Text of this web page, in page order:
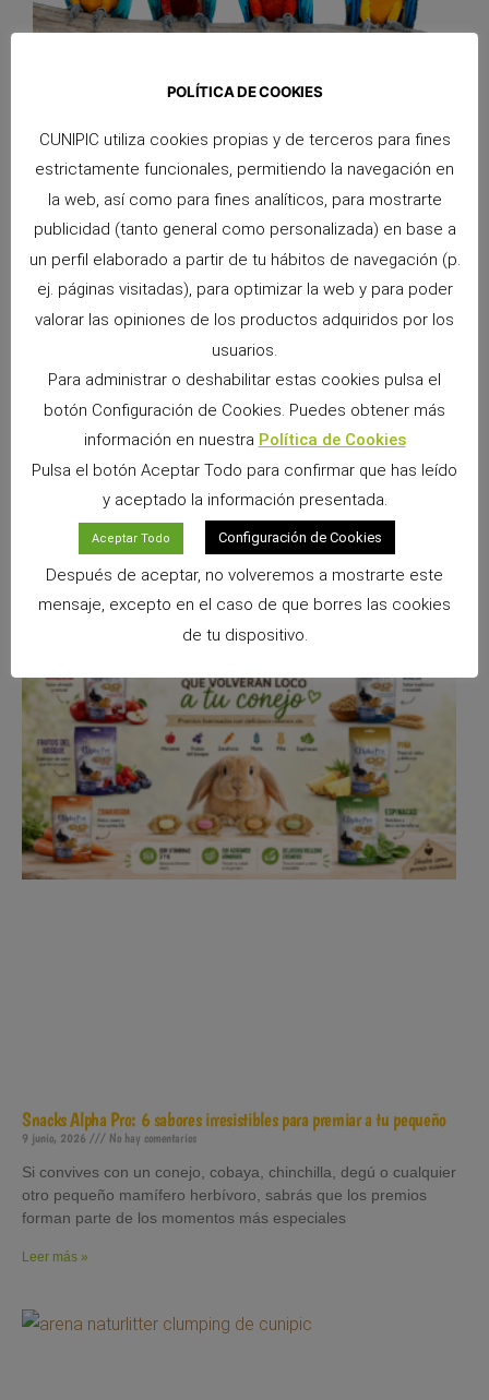
nuestra web. Una alimentación pensada para que nuestras
🔗 Enlace directo a los productos:
https://store.cunipic.com/categoria-producto/aves/
– El equipo de Cunipic
Cómo proteger a tus mascotas de los fuegos artificiales
Snacks Alpha Pro: 6 sabores irresistibles para premiar a tu pequeño
9 junio, 2026 No hay comentarios
Si convives con un conejo, cobaya, chinchilla, degú o cualquier
otro pequeño mamífero herbívoro, sabrás que los premios
forman parte de los momentos más especiales
Leer más »
POLÍTICA DE COOKIES
CUNIPIC utiliza cookies propias y de terceros para fines
estrictamente funcionales, permitiendo la navegación en
la web, así como para fines analíticos, para mostrarte
publicidad (tanto general como personalizada) en base a
un perfil elaborado a partir de tu hábitos de navegación (p.
ej. páginas visitadas), para optimizar la web y para poder
valorar las opiniones de los productos adquiridos por los
usuarios.
Para administrar o deshabilitar estas cookies pulsa el
botón Configuración de Cookies. Puedes obtener más
información en nuestra Política de Cookies
Pulsa el botón Aceptar Todo para confirmar que has leído
y aceptado la información presentada.
Aceptar Todo Configuración de Cookies
Después de aceptar, no volveremos a mostrarte este
mensaje, excepto en el caso de que borres las cookies
de tu dispositivo.